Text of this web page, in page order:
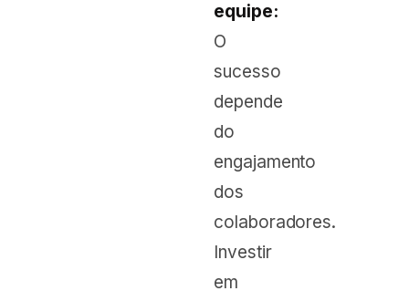
equipe:
O
sucesso
depende
do
engajamento
dos
colaboradores.
Investir
em